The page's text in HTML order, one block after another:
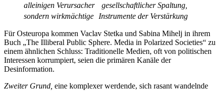
alleinigen Verursacher gesellschaftlicher Spaltung,
sondern wirkmächtige In­strumente der Verstärkung
Für Osteuropa kommen Vaclav Stetka und Sabina Mihelj in ihrem
Buch „The Illiberal Public Sphere. Media in Polarized Societies“ zu
einem ähnlichen Schluss: Traditionelle Medien, oft von politischen
Interessen korrumpiert, seien die primären Kanäle der
Desinformation.
Zweiter Grund, eine komplexer werdende, sich rasant wandelnde